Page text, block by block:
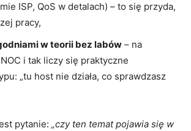
ISP, QoS w detalach) – to się przyda,
pracy,
w teorii bez labów – na
i tak liczy się praktyczne
„tu host nie działa, co sprawdzasz
pytanie: „czy ten temat pojawia się w